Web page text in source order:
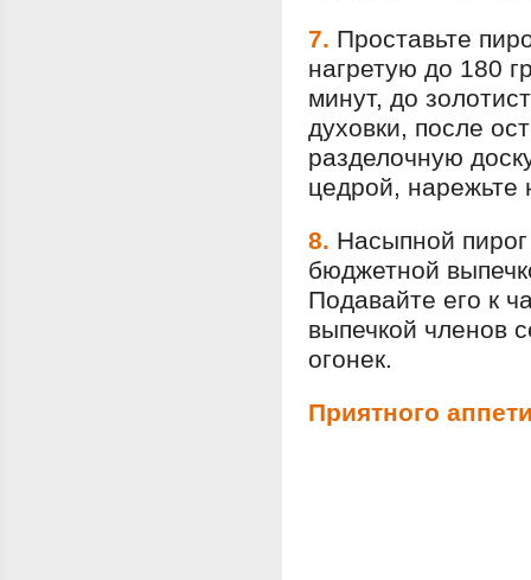
7. Проставьте
нагретую до 180
минут, до
духовки, после
разделочную
цедрой, нарежьте
8. Насыпной
бюджетной
Подавайте его к
выпечкой членов
огонек.
Приятного